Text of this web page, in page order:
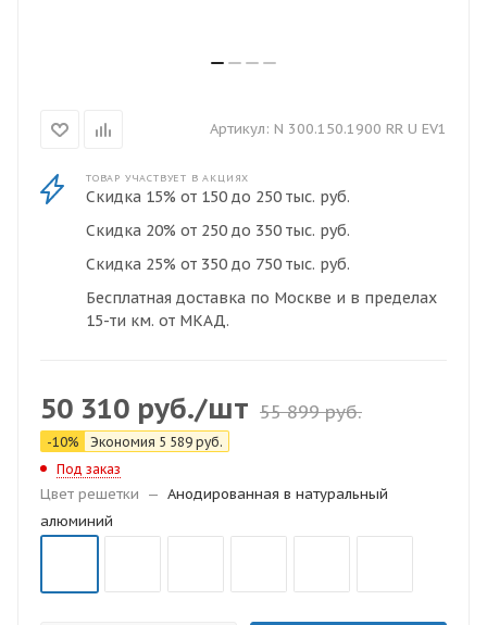
Артикул: N 300.150.1900 RR U EV1
ТОВАР УЧАСТВУЕТ В АКЦИЯХ
Скидка 15% от 150 до 250 тыс. руб.
Скидка 20% от 250 до 350 тыс. руб.
Скидка 25% от 350 до 750 тыс. руб.
Бесплатная доставка по Москве и в пределах
15-ти км. от МКАД.
50 310 руб./шт 55 899руб.
-10% Экономия 5 589 руб.
Под заказ
Цвет решетки — Анодированная в натуральный
алюминий